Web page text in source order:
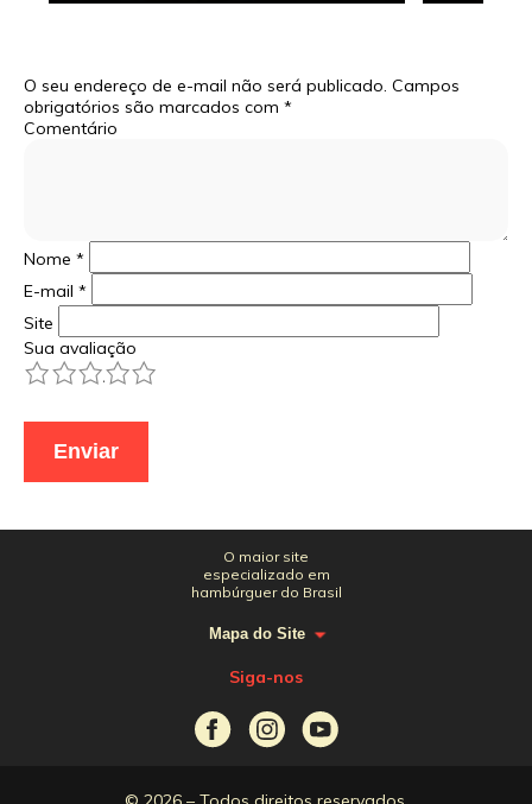
O seu endereço de e-mail não será publicado. Campos
obrigatórios são marcados com *
Comentário
Nome *
E-mail *
Site
Sua avaliação
5
4
3
2
O maior site
especializado em
hambúrguer do Brasil
Mapa do Site
Siga-nos